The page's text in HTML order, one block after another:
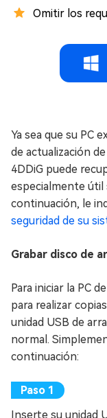
Omitir los
Ya sea que su PC
de actualización
4DDiG puede
especialmente útil
continuación, le
seguridad de su
Grabar disco de
Para iniciar la PC
para realizar
unidad USB de
normal.
continuación:
Inserte su unidad